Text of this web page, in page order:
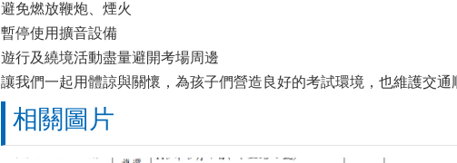
避免燃放鞭炮、煙火
暫停使用擴音設備
遊行及繞境活動盡量避開考場周邊
讓我們一起用體諒與關懷，為孩子們營造良好的考試環境，也維護交
相關圖片